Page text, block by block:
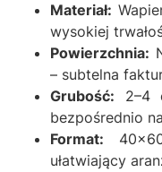
Materiał:
wysokiej
Powierzchnia:
– subtelna
Grubość: 2–4
bezpośrednio
Format:
ułatwiający